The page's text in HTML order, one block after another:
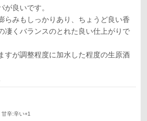
が良いです。
らみもしっかりあり、ちょうど良い香
凄くバランスのとれた良い仕上がりで
すが調整程度に加水した程度の生原酒
辛:辛い+1